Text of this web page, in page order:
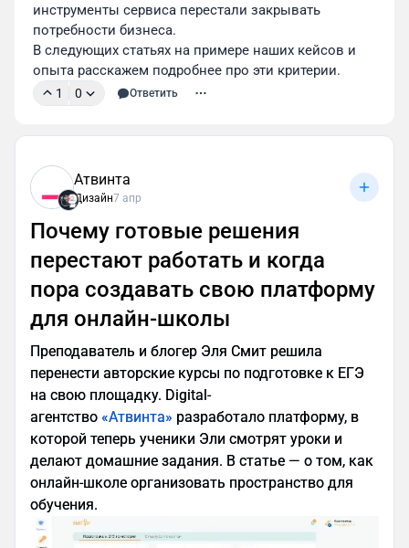
энергичным, меланхоличным, рассудительным
или безбашенным? Эти вопросы должны
решаться в связке между аналитиками,
маркетологами и дизайнерами.
Метод подходит компаниям с физическим
товаром, для остальных более актуален
следующий.
Выстроить персонажа на смыслах и
отсылках
Если у компании нет физического продукта,
можно заложить в персонаже соответствующие
продукту образы, ассоциации или историю.
Например, динозавр Финграмчик из нашего
проекта по финансовой грамотности содержит в
себе множество отсылок.
инструменты сервиса перестали закрывать
потребности бизнеса.
В следующих статьях на примере наших кейсов и
1 0 Ответить
Атвинта
Дизайн7 апр
Почему готовые решения
перестают работать и когда
пора создавать свою платформу
для онлайн-школы
Преподаватель и блогер Эля Смит решила
перенести авторские курсы по подготовке к ЕГЭ
на свою площадку. Digital-
агентство «Атвинта» разработало платформу, в
которой теперь ученики Эли смотрят уроки и
делают домашние задания. В статье — о том, как
онлайн-школе организовать пространство для
обучения.